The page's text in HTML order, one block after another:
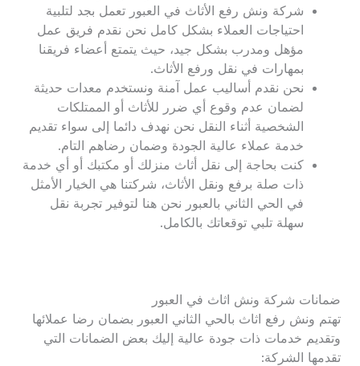
شركة ونش رفع الأثاث في العبور تعمل بجد لتلبية
احتياجات العملاء بشكل كامل نحن نقدم فريق عمل
مؤهل ومدرب بشكل جيد، حيث يتمتع أعضاء فريقنا
بمهارات في نقل ورفع الأثاث.
نحن نقدم أساليب عمل آمنة ونستخدم معدات حديثة
لضمان عدم وقوع أي ضرر للأثاث أو الممتلكات
الشخصية أثناء النقل نحن نهدف دائما إلى سواء تقديم
خدمة عملاء عالية الجودة وضمان رضاهم التام.
كنت بحاجة إلى نقل أثاث منزلك أو مكتبك أو أي خدمة
ذات صلة برفع ونقل الأثاث، شركتنا هي الخيار الأمثل
في الحي الثاني بالعبور نحن هنا لتوفير تجربة نقل
سهلة تلبي توقعاتك بالكامل.
ضمانات شركة ونش اثاث في العبور
تهتم ونش رفع اثاث بالحي الثاني العبور بضمان رضا عملائها
وتقديم خدمات ذات جودة عالية إليك بعض الضمانات التي
تقدمها الشركة: